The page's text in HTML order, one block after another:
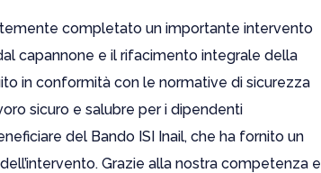
completato un importante intervento
capannone e il rifacimento integrale della
in conformità con le normative di sicurezza
sicuro e salubre per i dipendenti
del Bando ISI Inail, che ha fornito un
Grazie alla nostra competenza e